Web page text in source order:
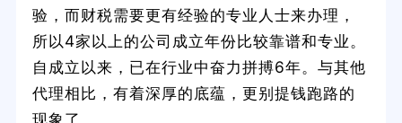
验，而财税需要更有经验的专业人士来办理，
所以4家以上的公司成立年份比较靠谱和专业。
自成立以来，已在行业中奋力拼搏6年。与其他
代理相比，有着深厚的底蕴，更别提钱跑路的